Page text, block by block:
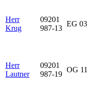
Herr
Krug
09201
987-13
EG 03
Herr
Lautner
09201
987-19
OG 11